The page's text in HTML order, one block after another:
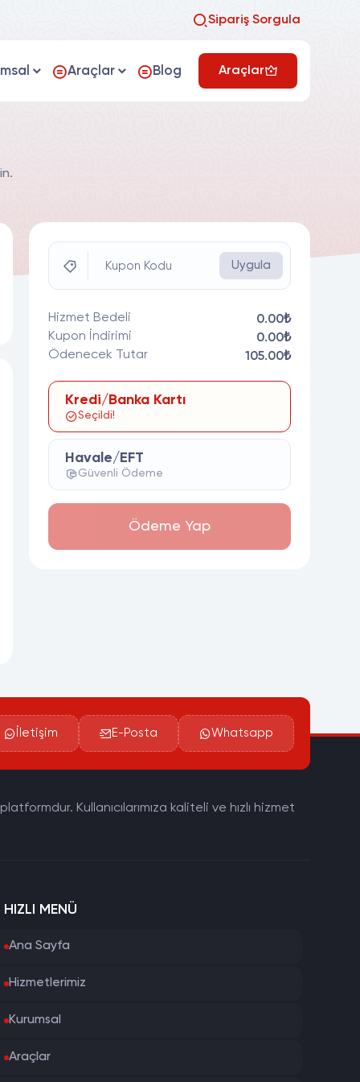
Sipariş Sorgula
Araçlar Blog Araçlar
Kupon Kodu Uygula
Hizmet Bedeli
0.00₺
Kupon İndirimi
0.00₺
Ödenecek Tutar
105.00₺
Kredi/Banka Kartı
Seçildi!
Havale/EFT
Güvenli Ödeme
Ödeme Yap
İletişim E-Posta Whatsapp
Kullanıcılarımıza kaliteli ve hızlı hizmet
HIZLI MENÜ
Ana Sayfa
Hizmetlerimiz
Kurumsal
Araçlar